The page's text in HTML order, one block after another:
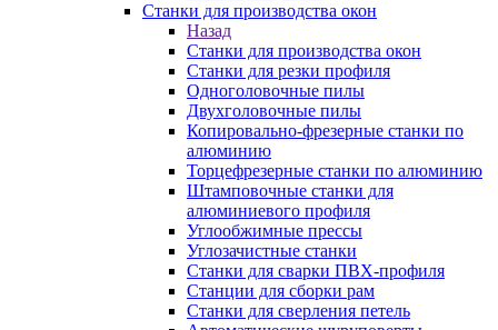
Станки для производства окон
Назад
Станки для производства окон
Станки для резки профиля
Одноголовочные пилы
Двухголовочные пилы
Копировально-фрезерные станки по
алюминию
Торцефрезерные станки по алюминию
Штамповочные станки для
алюминиевого профиля
Углообжимные прессы
Углозачистные станки
Станки для сварки ПВХ-профиля
Станции для сборки рам
Станки для сверления петель